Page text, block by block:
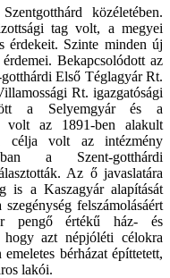
közéletében.
tag volt, a megyei
érdekeit. Szinte minden új
Bekapcsolódott az
Első Téglagyár Rt.
Rt. igazgatósági
a Selyemgyár és a
volt az 1891-ben alakult
célja volt az intézmény
ban a Szent-gotthárdi
Az ő javaslatára
is a Kaszagyár alapítását
felszámolásáért
pengő értékű ház- és
hogy azt népjóléti célokra
bérházat építtetett,
lakói.